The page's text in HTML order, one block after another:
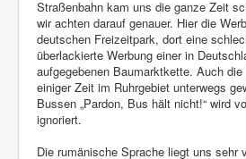
Straßenbahn kam uns die ganze Zeit
wir achten darauf genauer. Hier die
deutschen Freizeitpark, dort eine
überlackierte Werbung einer in
aufgegebenen Baumarktkette. Auch
einiger Zeit im Ruhrgebiet unterwegs
Bussen „Pardon, Bus hält nicht!“ wird
ignoriert.
Die rumänische Sprache liegt uns sehr